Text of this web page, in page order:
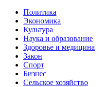
Политика
Экономика
Культура
Наука и образование
Здоровье и медицина
Закон
Спорт
Бизнес
Сельское хозяйство